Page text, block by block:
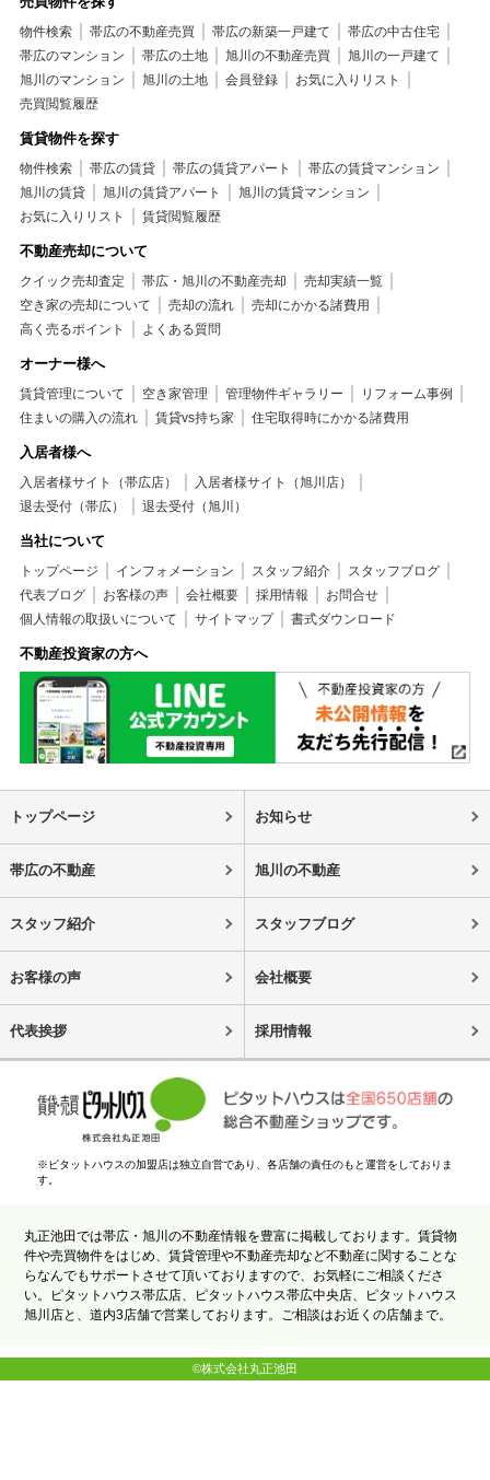
物件検索 帯広の不動産売買 帯広の新築一戸建て
帯広の中古住宅
帯広のマンション
帯広の土地 旭川の不動産売買
旭川の一戸建て
旭川のマンション
旭川の土地 会員登録
お気に入りリスト
売買閲覧履歴
賃貸物件を探す
物件検索 帯広の賃貸 帯広の賃貸アパート
帯広の賃貸マンション
旭川の賃貸
旭川の賃貸アパート
旭川の賃貸マンション
お気に入りリスト
賃貸閲覧履歴
不動産売却について
クイック売却査定 帯広・旭川の不動産売却
売却実績一覧
空き家の売却について
売却の流れ
売却にかかる諸費用
高く売るポイント
よくある質問
オーナー様へ
賃貸管理について 空き家管理 管理物件ギャラリー
リフォーム事例
住まいの購入の流れ
賃貸vs持ち家 住宅取得時にかかる諸費用
入居者様へ
入居者様サイト（帯広店）
入居者様サイト（旭川店）
退去受付（帯広）
退去受付（旭川）
当社について
トップページ インフォメーション スタッフ紹介
スタッフブログ
代表ブログ
お客様の声 会社概要 採用情報
お問合せ
個人情報の取扱いについて
サイトマップ 書式ダウンロード
不動産投資家の方へ
トップページ お知らせ
帯広の不動産 旭川の不動産
スタッフ紹介 スタッフブログ
お客様の声 会社概要
代表挨拶 採用情報
※ピタットハウスの加盟店は独立自営であり、各店舗の責任のもと運営をしておりま
す。
丸正池田では帯広・旭川の不動産情報を豊富に掲載しております。賃貸物
件や売買物件をはじめ、賃貸管理や不動産売却など不動産に関することな
らなんでもサポートさせて頂いておりますので、お気軽にご相談くださ
い。ピタットハウス帯広店、ピタットハウス帯広中央店、ピタットハウス
旭川店と、道内3店舗で営業しております。ご相談はお近くの店舗まで。
©株式会社丸正池田